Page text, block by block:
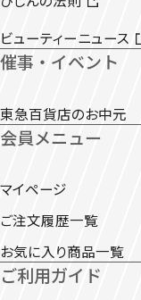
ビューティーニュース
催事・イベント
東急百貨店のお中元
会員メニュー
マイページ
ご注文履歴一覧
お気に入り商品一覧
ご利用ガイド